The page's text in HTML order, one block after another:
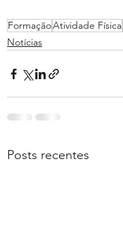
FormaçãoAtividade Física
Notícias
Posts recentes